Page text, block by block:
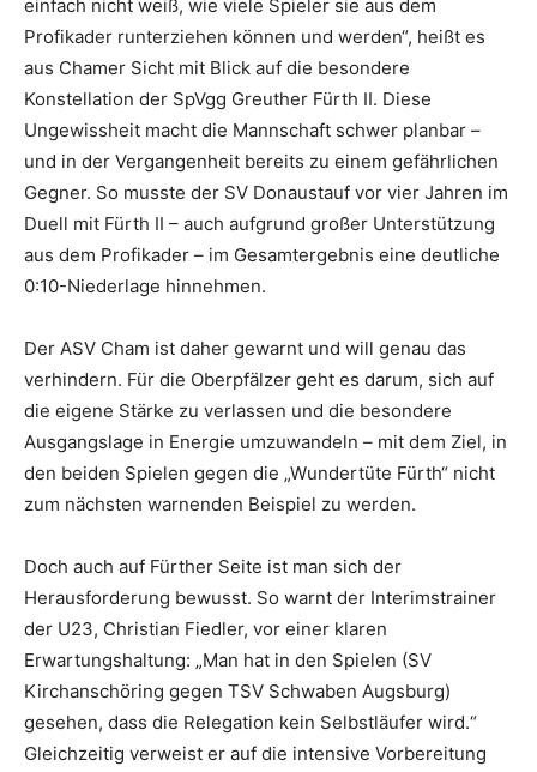
einfach nicht weiß, wie viele Spieler sie aus dem
Profikader runterziehen können und werden“, heißt es
aus Chamer Sicht mit Blick auf die besondere
Konstellation der SpVgg Greuther Fürth II. Diese
Ungewissheit macht die Mannschaft schwer planbar –
und in der Vergangenheit bereits zu einem gefährlichen
Gegner. So musste der SV Donaustauf vor vier Jahren im
Duell mit Fürth II – auch aufgrund großer Unterstützung
aus dem Profikader – im Gesamtergebnis eine deutliche
0:10-Niederlage hinnehmen.
Der ASV Cham ist daher gewarnt und will genau das
verhindern. Für die Oberpfälzer geht es darum, sich auf
die eigene Stärke zu verlassen und die besondere
Ausgangslage in Energie umzuwandeln – mit dem Ziel, in
den beiden Spielen gegen die „Wundertüte Fürth“ nicht
zum nächsten warnenden Beispiel zu werden.
Doch auch auf Fürther Seite ist man sich der
Herausforderung bewusst. So warnt der Interimstrainer
der U23, Christian Fiedler, vor einer klaren
Erwartungshaltung: „Man hat in den Spielen (SV
Kirchanschöring gegen TSV Schwaben Augsburg)
gesehen, dass die Relegation kein Selbstläufer wird.“
Gleichzeitig verweist er auf die intensive Vorbereitung